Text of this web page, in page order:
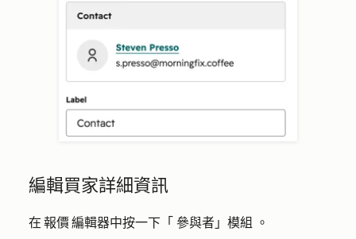
編輯買家詳細資訊
在 報價 編輯器中按一下「 參與者」模組 。